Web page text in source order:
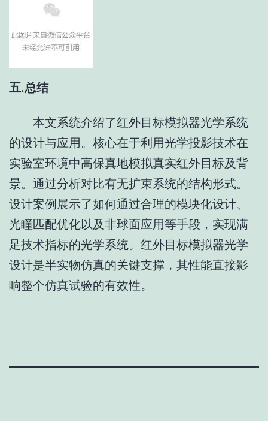
五.总结
本文系统介绍了红外目标模拟器光学系统
的设计与应用。核心在于利用光学投影技术在
实验室环境中高保真地模拟真实红外目标及背
景。通过分析对比有无扩束系统的结构形式。
设计案例展示了如何通过合理的模块化设计、
光瞳匹配优化以及非球面应用等手段，实现满
足技术指标的光学系统。红外目标模拟器光学
设计是半实物仿真的关键支撑，其性能直接影
响整个仿真试验的有效性。